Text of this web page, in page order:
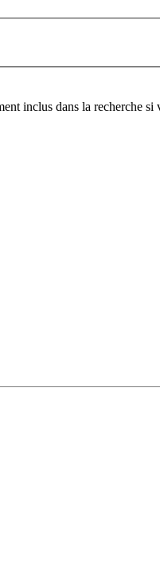
inclus dans la recherche